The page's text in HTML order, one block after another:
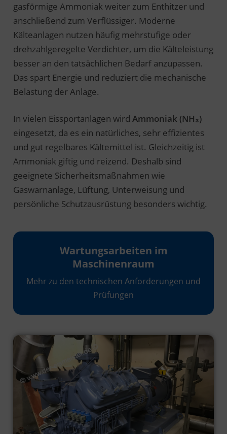
gasförmige Ammoniak weiter zum Enthitzer und
anschließend zum Verflüssiger. Moderne
Kälteanlagen nutzen häufig mehrstufige oder
drehzahlgeregelte Verdichter, um die Kälteleistung
besser an den tatsächlichen Bedarf anzupassen.
Das spart Energie und reduziert die mechanische
Belastung der Anlage.
In vielen Eissportanlagen wird Ammoniak (NH₃)
eingesetzt, da es ein natürliches, sehr effizientes
und gut regelbares Kältemittel ist. Gleichzeitig ist
Ammoniak giftig und reizend. Deshalb sind
geeignete Sicherheitsmaßnahmen wie
Gaswarnanlage, Lüftung, Unterweisung und
persönliche Schutzausrüstung besonders wichtig.
Wartungsarbeiten im
Maschinenraum
Mehr zu den technischen Anforderungen und
Prüfungen